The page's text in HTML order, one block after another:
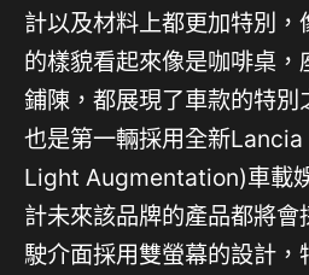
計以及材料上都更加特別
的樣貌看起來像是咖啡桌
鋪陳，都展現了車款的特
也是第一輛採用全新
Light Augmentation)車載
計未來該品牌的產品都將會
駛介面採用雙螢幕的設計